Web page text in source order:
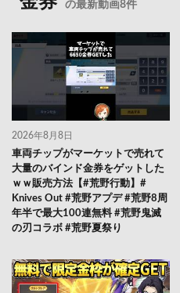
の最新動画8件
2026年8月8日
車両チップがマーケットで売れて
大量のバインド金券をゲットした
ｗｗ販売方法【#荒野行動】#
Knives Out #荒野アプデ #荒野8周
年半で最大100連無料 #荒野鬼滅
の刃コラボ #荒野夏祭り